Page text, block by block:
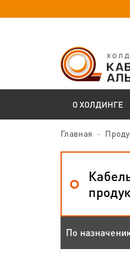
О ХОЛДИНГЕ
Главная
По